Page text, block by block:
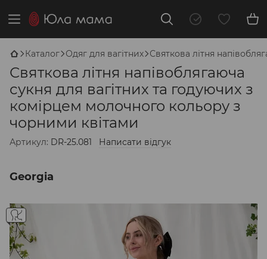
Каталог Одяг для вагітних Святкова літня
Святкова літня напівоблягаюча
сукня для вагітних та годуючих з
комірцем молочного кольору з
чорними квітами
Артикул: DR-25.081 Написати відгук
Georgia